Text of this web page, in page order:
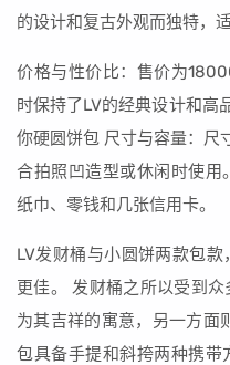
的设计和复古外观而独特，
价格与性价比：售价为
时保持了LV的经典设计和高
你硬圆饼包 尺寸与容量：尺
合拍照凹造型或休闲时使用
纸巾、零钱和几张信用卡。
LV发财桶与小圆饼两款包
更佳。 发财桶之所以受到
为其吉祥的寓意，另一方面
包具备手提和斜挎两种携带